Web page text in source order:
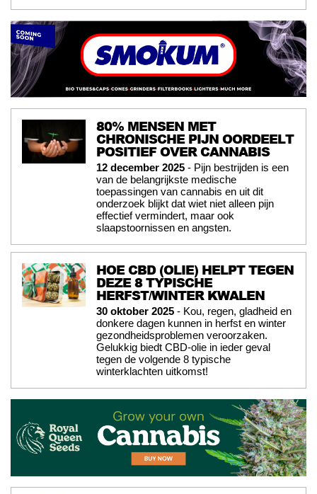
80% MENSEN MET
CHRONISCHE PIJN OORDEELT
POSITIEF OVER CANNABIS
12 december 2025 - Pijn bestrijden is een
van de belangrijkste medische
toepassingen van cannabis en uit dit
onderzoek blijkt dat wiet niet alleen pijn
effectief vermindert, maar ook
slaapstoornissen en angsten.
HOE CBD (OLIE) HELPT TEGEN
DEZE 8 TYPISCHE
HERFST/WINTER KWALEN
30 oktober 2025 - Kou, regen, gladheid en
donkere dagen kunnen in herfst en winter
gezondheidsproblemen veroorzaken.
Gelukkig biedt CBD-olie in ieder geval
tegen de volgende 8 typische
winterklachten uitkomst!